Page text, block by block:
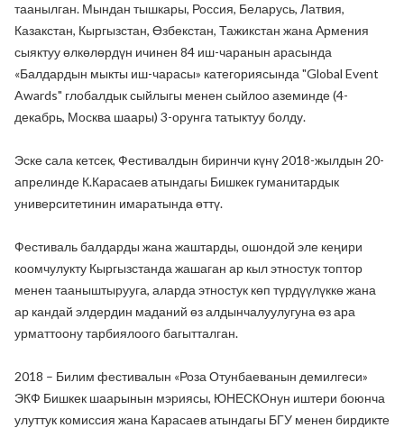
таанылган. Мындан тышкары, Россия, Беларусь, Латвия,
Казакстан, Кыргызстан, Өзбекстан, Тажикстан жана Армения
сыяктуу өлкөлөрдүн ичинен 84 иш-чаранын арасында
«Балдардын мыкты иш-чарасы» категориясында "Global Event
Awards" глобалдык сыйлыгы менен сыйлоо аземинде (4-
декабрь, Москва шаары) 3-орунга татыктуу болду.
Эске сала кетсек, Фестивалдын биринчи күнү 2018-жылдын 20-
апрелинде К.Карасаев атындагы Бишкек гуманитардык
университетинин имаратында өттү.
Фестиваль балдарды жана жаштарды, ошондой эле кеңири
коомчулукту Кыргызстанда жашаган ар кыл этностук топтор
менен тааныштырууга, аларда этностук көп түрдүүлүккө жана
ар кандай элдердин маданий өз алдынчалуулугуна өз ара
урматтоону тарбиялоого багытталган.
2018 – Билим фестивалын «Роза Отунбаеванын демилгеси»
ЭКФ Бишкек шаарынын мэриясы, ЮНЕСКОнун иштери боюнча
улуттук комиссия жана Карасаев атындагы БГУ менен бирдикте